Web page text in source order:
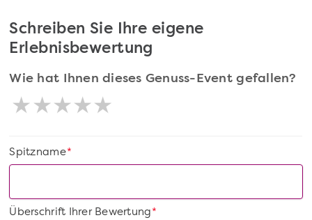
Schreiben Sie Ihre eigene
Erlebnisbewertung
Wie hat Ihnen dieses Genuss-Event gefallen?
*
Spitzname
*
Überschrift Ihrer Bewertung